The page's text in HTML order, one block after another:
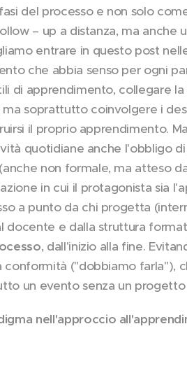
del processo e non solo
– up a distanza, ma anche
entrare in questo post
che abbia senso per ogni
di apprendimento, collegare
soprattutto coinvolgere i
il proprio apprendimento.
quotidiane anche l'obbligo
non formale, ma atteso
in cui il protagonista sia
a punto da chi progetta
e dalla struttura
, dall'inizio alla fine.
conformità ("dobbiamo farla"),
un evento senza un
nell'approccio